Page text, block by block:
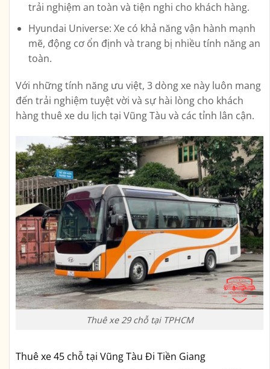
trải nghiệm an toàn và tiện nghi cho khách hàng.
Hyundai Universe: Xe có khả năng vận hành mạnh
mẽ, động cơ ổn định và trang bị nhiều tính năng an
toàn.
Với những tính năng ưu việt, 3 dòng xe này luôn mang
đến trải nghiệm tuyệt vời và sự hài lòng cho khách
hàng thuê xe du lịch tại Vũng Tàu và các tỉnh lân cận.
Thuê xe 29 chỗ tại TPHCM
Thuê xe 45 chỗ tại Vũng Tàu Đi Tiền Giang